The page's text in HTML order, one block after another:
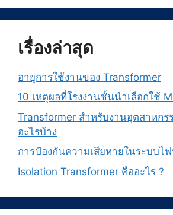
เรื่องล่าสุด
อายุการใช้งานของ Transformer
10 เหตุผลที่โรงงานชั้นนำเลือกใช้
Transformer สำหรับงานอุตสาหกร
อะไรบ้าง
การป้องกันความเสียหายในระบบไ
Isolation Transformer คืออะไร ?